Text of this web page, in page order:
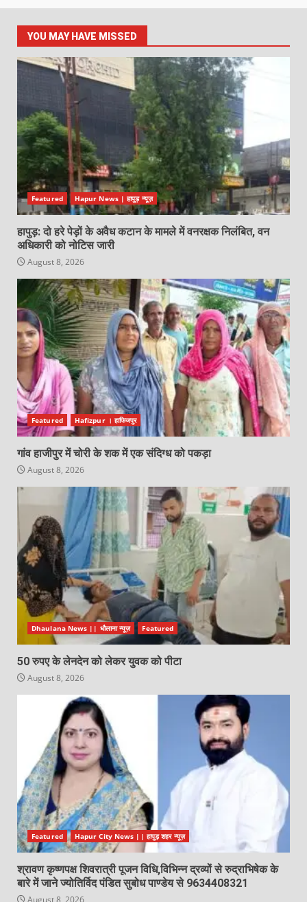
YOU MAY HAVE MISSED
Featured Hapur News | हापुड़ न्यूज़
हापुड़: दो हरे पेड़ों के अवैध कटान के मामले में वनरक्षक निलंबित, वन
अधिकारी को नोटिस जारी
August 8, 2026
Featured Hafizpur । हाफिजपुर
गांव हाजीपुर में चोरी के शक में एक संदिग्ध को पकड़ा
August 8, 2026
Dhaulana News || धौलाना न्यूज़ Featured
50 रुपए के लेनदेन को लेकर युवक को पीटा
August 8, 2026
Featured Hapur City News || हापुड़ शहर न्यूज़
श्रावण कृष्णपक्ष शिवरात्री पूजन विधि,विभिन्न द्रव्यों से रुद्राभिषेक के
बारे में जाने ज्योतिर्विद पंडित सुबोध पाण्डेय से 9634408321
August 8, 2026